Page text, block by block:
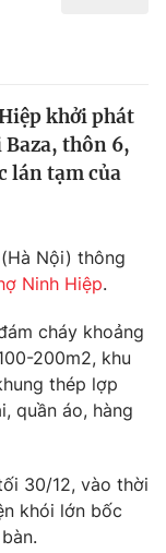
khởi phát
thôn 6,
lán tạm của
Nội) thông
Ninh Hiệp.
cháy khoảng
200m2, khu
thép lợp
quần áo, hàng
30/12, vào thời
khói lớn bốc